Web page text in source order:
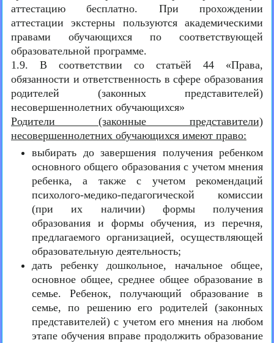
аттестацию бесплатно. При прохождении
аттестации экстерны пользуются академическими
правами обучающихся по соответствующей
образовательной программе.
1.9. В соответствии со статьёй 44 «Права,
обязанности и ответственность в сфере образования
родителей (законных представителей)
несовершеннолетних обучающихся»
Родители (законные представители)
несовершеннолетних обучающихся имеют право:
выбирать до завершения получения ребенком
основного общего образования с учетом мнения
ребенка, а также с учетом рекомендаций
психолого-медико-педагогической комиссии
(при их наличии) формы получения
образования и формы обучения, из перечня,
предлагаемого организацией, осуществляющей
образовательную деятельность;
дать ребенку дошкольное, начальное общее,
основное общее, среднее общее образование в
семье. Ребенок, получающий образование в
семье, по решению его родителей (законных
представителей) с учетом его мнения на любом
этапе обучения вправе продолжить образование